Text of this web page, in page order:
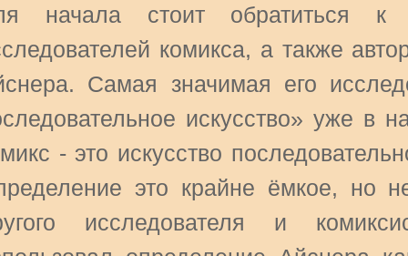
начала стоит обратиться
комикса, а также
Самая значимая его
искусство» уже в
- это искусство
это крайне ёмкое, но
исследователя и